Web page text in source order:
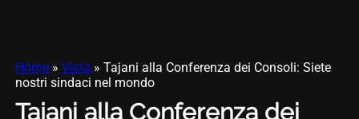
Home» Vista » Tajani alla Conferenza dei Consoli: Siete
nostri sindaci nel mondo
Tajani alla Conferenza dei